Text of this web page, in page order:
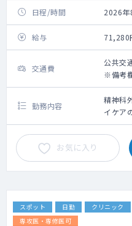
日程/時間 2026年
給与 71,280
交通費
公共交
※備考
勤務内容
精神科
イケア
お気に入り
スポット 日勤 クリニック
専攻医・専修医可